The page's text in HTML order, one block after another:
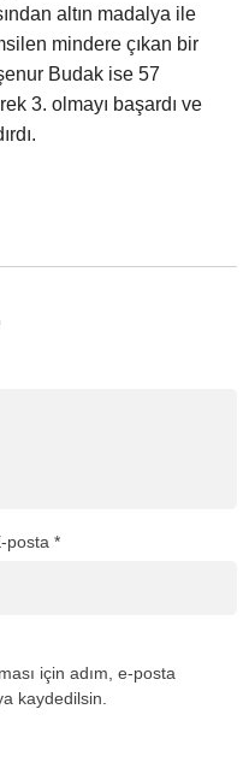
altın madalya ile
mindere çıkan bir
Budak ise 57
3. olmayı başardı ve
posta*
için adım, e-posta
kaydedilsin.